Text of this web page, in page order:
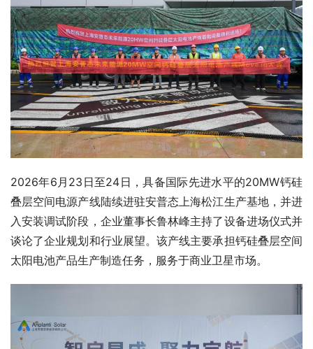
2026年6月23日至24日，具备国际先进水平的20MW钙硅
叠层空间电源产线陆续进驻安普态上海松江生产基地，并进
入安装调试阶段，企业董事长鲁林峰主持了设备进场仪式并
谈论了企业规划和行业展望。该产线主要承担钙硅叠层空间
太阳电池产品生产制造任务，服务于商业卫星市场。